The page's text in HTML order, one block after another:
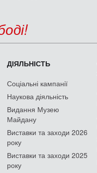
ДІЯЛЬНІСТЬ
Соціальні кампанії
Наукова діяльність
Видання Музею
Майдану
Виставки та заходи 2026
року
Виставки та заходи 2025
року